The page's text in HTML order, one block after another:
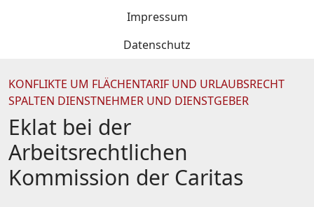
Impressum
Datenschutz
KONFLIKTE UM FLÄCHENTARIF UND URLAUBSRECHT
SPALTEN DIENSTNEHMER UND DIENSTGEBER
Eklat bei der
Arbeitsrechtlichen
Kommission der Caritas